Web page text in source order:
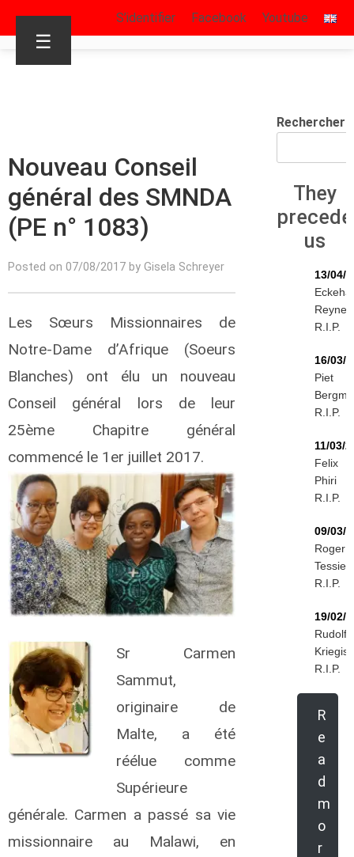
S’identifier Facebook Youtube
☰
Nouveau Conseil
général des SMNDA
(PE n° 1083)
Posted on 07/08/2017 by Gisela Schreyer
Les Sœurs Missionnaires de
Notre-Dame d’Afrique (Soeurs
Blanches) ont élu un nouveau
Conseil général lors de leur
25ème Chapitre général
commencé le 1er juillet 2017.
Sr Carmen
Sammut,
originaire de
Malte, a été
réélue comme
Supérieure
générale. Carmen a passé sa vie
missionnaire au Malawi, en
Rechercher
They
us
13/04/
Reynen
R.I.P.
16/03/
Piet
R.I.P.
11/03/
Felix
Phiri
R.I.P.
09/03/
Roger
Tessier
R.I.P.
19/02/
Rudolf
R.I.P.
R
e
a
d
m
o
r